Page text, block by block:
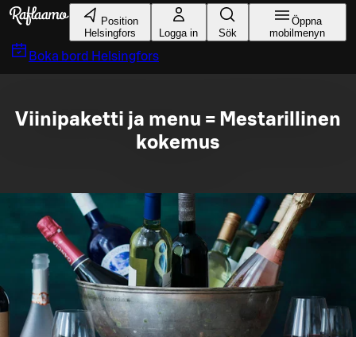
Gå till huvudinnehållet
Position
Helsingfors
Logga in Sök
Öppna
mobilmenyn
Boka bord Helsingfors
Viinipaketti ja menu = Mestarillinen
kokemus